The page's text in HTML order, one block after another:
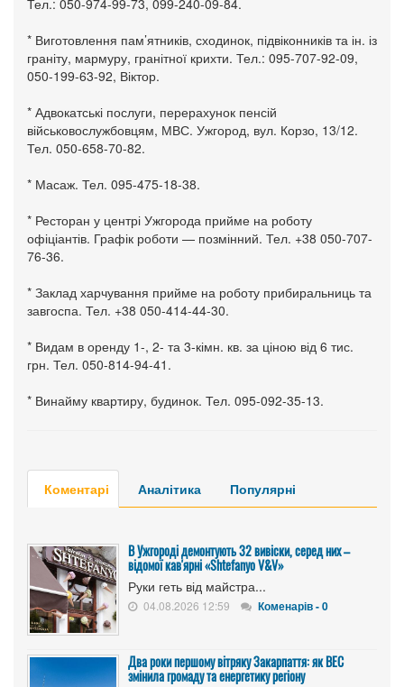
Тел.: 050-974-99-73, 099-240-09-84.
* Виготовлення пам’ятників, сходинок, підвіконників та ін. із
граніту, мармуру, гранітної крихти. Тел.: 095-707-92-09,
050-199-63-92, Віктор.
* Адвокатські послуги, перерахунок пенсій
військовослужбовцям, МВС. Ужгород, вул. Корзо, 13/12.
Тел. 050-658-70-82.
* Масаж. Тел. 095-475-18-38.
* Ресторан у центрі Ужгорода прийме на роботу
офіціантів. Графік роботи — позмінний. Тел. +38 050-707-
76-36.
* Заклад харчування прийме на роботу прибиральниць та
завгоспа. Тел. +38 050-414-44-30.
* Видам в оренду 1-, 2- та 3-кімн. кв. за ціною від 6 тис.
грн. Тел. 050-814-94-41.
* Винайму квартиру, будинок. Тел. 095-092-35-13.
Коментарі Аналітика Популярні
В Ужгороді демонтують 32 вивіски, серед них –
відомої кав'ярні «Shtefanyo V&V»
Руки геть від майстра...
04.08.2026 12:59 Коменарів - 0
Два роки першому вітряку Закарпаття: як ВЕС
змінила громаду та енергетику регіону